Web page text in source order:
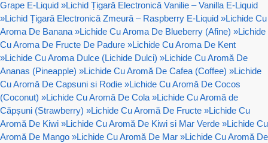
Grape E-Liquid »Lichid Țigară Electronică Vanilie – Vanilla E-Liquid
»Lichid Țigară Electronică Zmeură – Raspberry E-Liquid »Lichide Cu
Aroma De Banana »Lichide Cu Aroma De Blueberry (Afine) »Lichide
Cu Aroma De Fructe De Padure »Lichide Cu Aroma De Kent
»Lichide Cu Aroma Dulce (Lichide Dulci) »Lichide Cu Aromă De
Ananas (Pineapple) »Lichide Cu Aromă De Cafea (Coffee) »Lichide
Cu Aromă De Capsuni si Rodie »Lichide Cu Aromă De Cocos
(Coconut) »Lichide Cu Aromă De Cola »Lichide Cu Aromă de
Căpșuni (Strawberry) »Lichide Cu Aromă De Fructe »Lichide Cu
Aromă De Kiwi »Lichide Cu Aromă De Kiwi si Mar Verde »Lichide Cu
Aromă De Mango »Lichide Cu Aromă De Mar »Lichide Cu Aromă De